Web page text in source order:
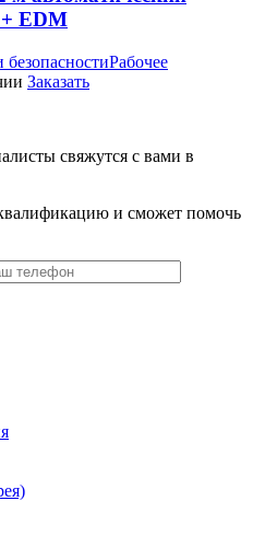
+ EDM
безопасностиРабочее
Заказать
свяжутся с вами в
и сможет помочь